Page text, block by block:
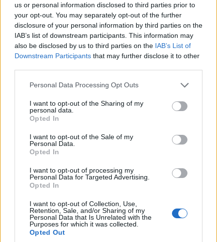
us or personal information disclosed to third parties prior to
your opt-out. You may separately opt-out of the further
disclosure of your personal information by third parties on the
IAB’s list of downstream participants. This information may
also be disclosed by us to third parties on the IAB’s List of
Downstream Participants that may further disclose it to other
Please note that this website/app uses one or more Google
not limited to your visit or usage behaviour. You may click to
grant or deny consent to Google and its third-party tags to
use your data for below specified purposes in below Google
consent section.
Personal Data Processing Opt Outs
I want to opt-out of the Sharing of my
personal data.
Opted In
I want to opt-out of the Sale of my
Personal Data.
Opted In
I want to opt-out of processing my
Personal Data for Targeted Advertising.
Opted In
I want to opt-out of Collection, Use,
Retention, Sale, and/or Sharing of my
Personal Data that Is Unrelated with the
Purposes for which it was collected.
Opted Out
Πηγή:dikaiologitika.gr
ημέρες δικαιούνται οι
εργαζόμενοι γονείς
4 Σεπτεμβρίου 2025, 6:30 μμ
μέτρα στήριξης
εργαζομένων και
ισχύουν μέχρι σήμερα
4 Φεβρουαρίου 2022, 3:57 μμ
σε "Ελλάδα"